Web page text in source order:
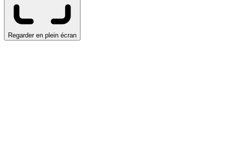
Regarder en plein écran